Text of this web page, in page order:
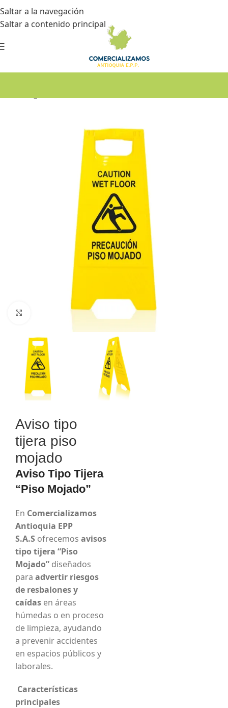
Saltar a la navegación
Saltar a contenido principal
Haga Click para agrandar
Aviso tipo
tijera piso
mojado
Aviso Tipo Tijera
“Piso Mojado”
En Comercializamos
Antioquia EPP
S.A.S ofrecemos avisos
tipo tijera “Piso
Mojado” diseñados
para advertir riesgos
de resbalones y
caídas en áreas
húmedas o en proceso
de limpieza, ayudando
a prevenir accidentes
en espacios públicos y
laborales.
Características
principales